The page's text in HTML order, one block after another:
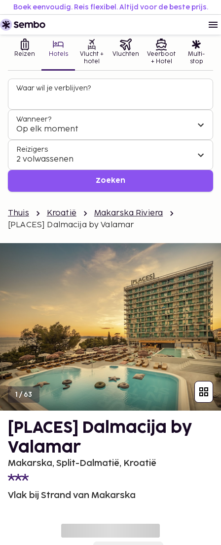
Boek eenvoudig. Reis flexibel. Altijd voor de beste prijs.
Reizen Hotels
Vlucht +
hotel
Vluchten
Veerboot
+ Hotel
Multi-
stop
Waar wil je verblijven?
Wanneer?
Op elk moment
Reizigers
2 volwassenen
Zoeken
Thuis Kroatië
Makarska Riviera
[PLACES] Dalmacija by Valamar
1 /63
[PLACES] Dalmacija by
Valamar
Makarska, Split-Dalmatië, Kroatië
Vlak bij Strand van Makarska